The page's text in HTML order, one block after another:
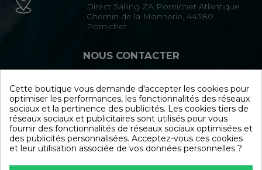
Direct Sailing ZA Pornichet Atlantique
Chemin de la Monnerie, 44380
Pornichet
NOUS CONTACTER
02 40 15 35 35
Formulaire de contact
NOUS SUIVRE
Cette boutique vous demande d'accepter les cookies pour
optimiser les performances, les fonctionnalités des réseaux
sociaux et la pertinence des publicités. Les cookies tiers de
réseaux sociaux et publicitaires sont utilisés pour vous
fournir des fonctionnalités de réseaux sociaux optimisées et
des publicités personnalisées. Acceptez-vous ces cookies
et leur utilisation associée de vos données personnelles ?